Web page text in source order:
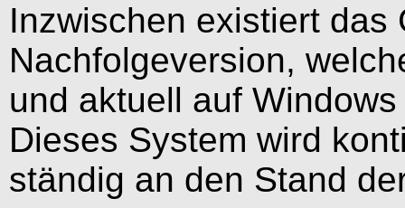
Inzwischen existiert das
Nachfolgeversion,
und aktuell auf
Dieses System wird
ständig an den Stand